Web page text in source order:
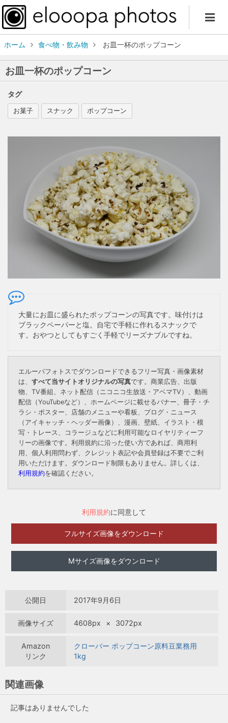
ホーム 食べ物・飲み物 お皿一杯のポップコーン
お皿一杯のポップコーン
タグ
お菓子 スナック ポップコーン
大量にお皿に盛られたポップコーンの写真です。味付けは
ブラックペーパーと塩。自宅で手軽に作れるスナックで
す。おやつとしてもすごく手軽でリーズナブルですね。
エルーパフォトスでダウンロードできるフリー写真・画像素材
は、 すべて当サイトオリジナルの写真です。商業広告、出版
物、TV番組、ネット配信（ニコニコ生放送・アベマTV）、動画
配信（YouTubeなど）、ホームページに載せるバナー、冊子・チ
ラシ・ポスター、店舗のメニューや看板、ブログ・ニュース
（アイキャッチ・ヘッダー画像）、漫画、壁紙、イラスト・模
写・トレース、コラージュなどに利用可能なロイヤリティーフ
リーの画像です。利用規約に沿った使い方であれば、商用利
用、個人利用問わず、クレジット表記や会員登録は不要でご利
用いただけます。ダウンロード制限もありません。詳しくは、
利用規約を確認ください。
利用規約に同意して
フルサイズ画像をダウンロード
Mサイズ画像をダウンロード
公開日 2017年9月6日
画像サイズ 4608px × 3072px
Amazon
リンク
クローバー ポップコーン原料豆業務用
1kg
関連画像
記事はありませんでした